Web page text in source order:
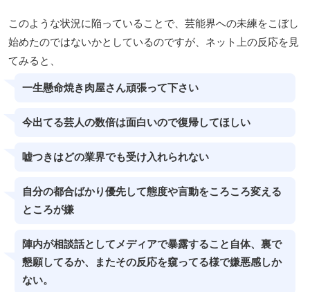
このような状況に陥っていることで、芸能界への未練をこぼし
始めたのではないかとしているのですが、ネット上の反応を見
てみると、
一生懸命焼き肉屋さん頑張って下さい
今出てる芸人の数倍は面白いので復帰してほしい
嘘つきはどの業界でも受け入れられない
自分の都合ばかり優先して態度や言動をころころ変える
ところが嫌
陣内が相談話としてメディアで暴露すること自体、裏で
懇願してるか、またその反応を窺ってる様で嫌悪感しか
ない。